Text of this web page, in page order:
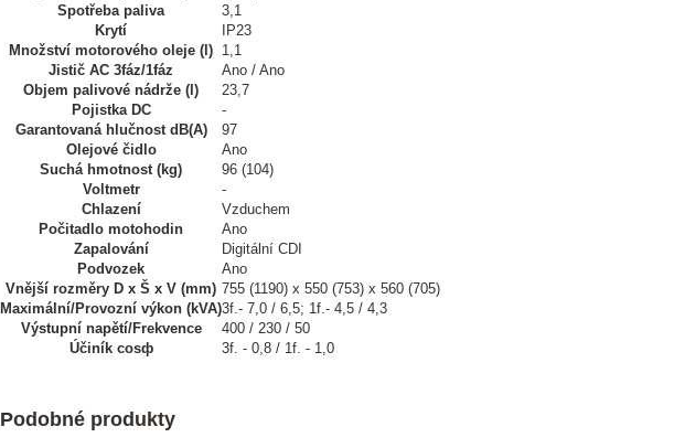
Spotřeba paliva
3,1
Krytí
IP23
Množství motorového oleje (l) 1,1
Jistič AC 3fáz/1fáz
Ano / Ano
Objem palivové nádrže (l)
23,7
Pojistka DC
-
Garantovaná hlučnost dB(A)
97
Olejové čidlo
Ano
Suchá hmotnost (kg)
96 (104)
Voltmetr
-
Chlazení
Vzduchem
Počitadlo motohodin
Ano
Zapalování
Digitální CDI
Podvozek
Ano
Vnější rozměry D x Š x V (mm) 755 (1190) x 550 (753) x 560 (705)
Maximální/Provozní výkon (kVA)3f.- 7,0 / 6,5; 1f.- 4,5 / 4,3
Výstupní napětí/Frekvence
400 / 230 / 50
Účiník cosф
3f. - 0,8 / 1f. - 1,0
Podobné produkty